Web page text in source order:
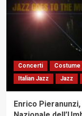
in
Harbie
Hancock
s’innalza
svetta
di
Concerti Costume
Italian Jazz
Jazz
Enrico